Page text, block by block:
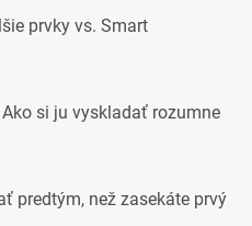
prvky vs. Smart
si ju vyskladať rozumne
predtým, než zasekáte prvý